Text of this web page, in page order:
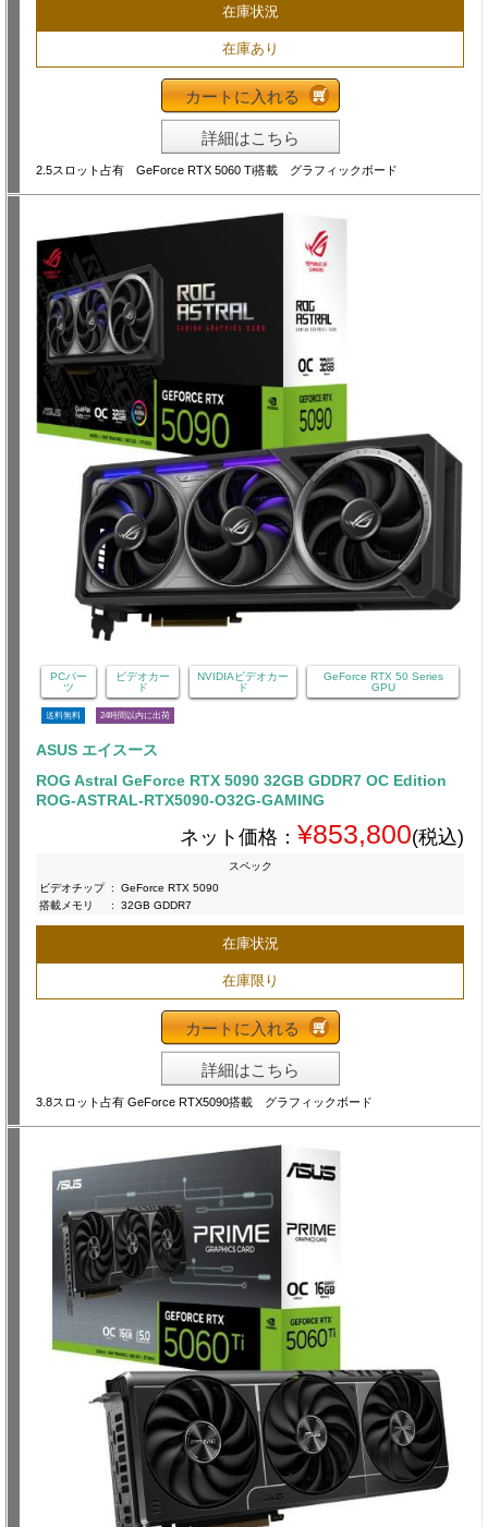
在庫状況
在庫あり
カートに入れる
詳細はこちら
2.5スロット占有 GeForce RTX 5060 Ti搭載 グラフィックボード
PCパー
ツ
ビデオカー
ド
NVIDIAビデオカー
ド
GeForce RTX 50 Series
GPU
送料無料 24時間以内に出荷
ASUS エイスース
ROG Astral GeForce RTX 5090 32GB GDDR7 OC Edition
ROG-ASTRAL-RTX5090-O32G-GAMING
ネット価格： ¥853,800(税込)
スペック
ビデオチップ :
GeForce RTX 5090
搭載メモリ
: 32GB GDDR7
在庫状況
在庫限り
カートに入れる
詳細はこちら
3.8スロット占有 GeForce RTX5090搭載 グラフィックボード